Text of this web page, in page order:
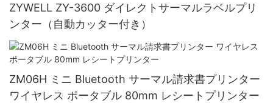
ZYWELL ZY-3600 ダイレクトサーマルラベルプリ
ンター（自動カッター付き）
ZM06H ミニ Bluetooth サーマル請求書プリンター
ワイヤレス ポータブル 80mm レシートプリンター